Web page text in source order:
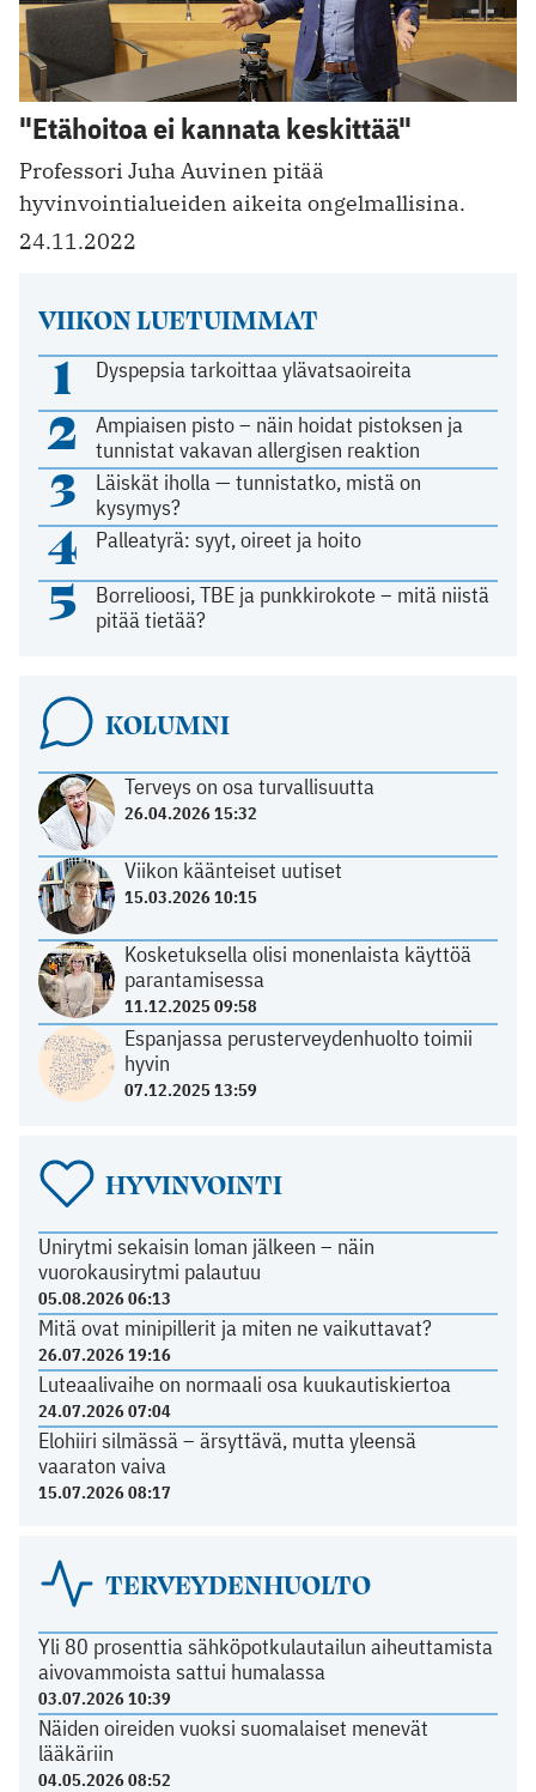
"Etähoitoa ei kannata keskittää"
Professori Juha Auvinen pitää
hyvinvointialueiden aikeita ongelmallisina.
24.11.2022
VIIKON LUETUIMMAT
1 Dyspepsia tarkoittaa ylävatsaoireita
2
Ampiaisen pisto – näin hoidat pistoksen ja
tunnistat vakavan allergisen reaktion
3
Läiskät iholla — tunnistatko, mistä on
kysymys?
4 Palleatyrä: syyt, oireet ja hoito
5
Borrelioosi, TBE ja punkkirokote – mitä niistä
pitää tietää?
KOLUMNI
Terveys on osa turvallisuutta
26.04.2026 15:32
Viikon käänteiset uutiset
15.03.2026 10:15
Kosketuksella olisi monenlaista käyttöä
parantamisessa
11.12.2025 09:58
Espanjassa perusterveydenhuolto toimii
hyvin
07.12.2025 13:59
HYVINVOINTI
Unirytmi sekaisin loman jälkeen – näin
vuorokausirytmi palautuu
05.08.2026 06:13
Mitä ovat minipillerit ja miten ne vaikuttavat?
26.07.2026 19:16
Luteaalivaihe on normaali osa kuukautiskiertoa
24.07.2026 07:04
Elohiiri silmässä – ärsyttävä, mutta yleensä
vaaraton vaiva
15.07.2026 08:17
TERVEYDENHUOLTO
Yli 80 prosenttia sähköpotkulautailun aiheuttamista
aivovammoista sattui humalassa
03.07.2026 10:39
Näiden oireiden vuoksi suomalaiset menevät
lääkäriin
04.05.2026 08:52